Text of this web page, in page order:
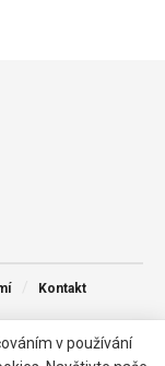
Kontakt
v používání